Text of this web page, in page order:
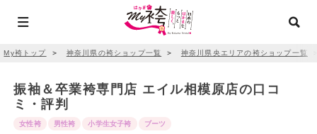
My袴トップ ＞ 神奈川県の袴ショップ一覧 ＞ 神奈川県央エリアの袴ショップ一覧
振袖＆卒業袴専門店 エイル相模原店の口コ
ミ・評判
女性袴 男性袴 小学生女子袴 ブーツ